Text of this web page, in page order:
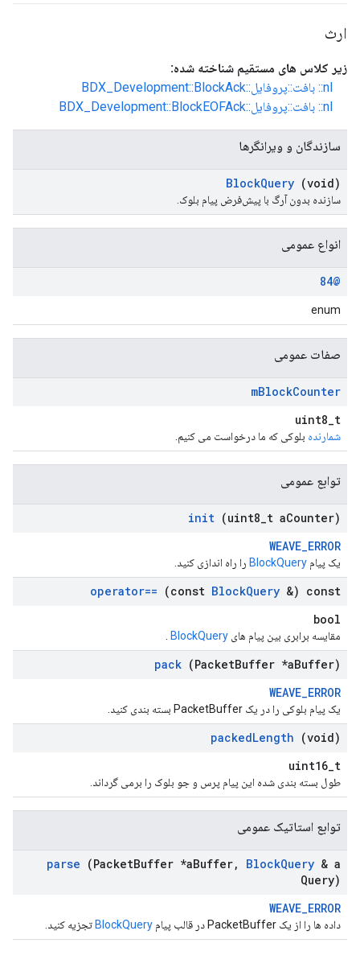
ارث
زیر کلاس های مستقیم شناخته شده:
nl:: بافت::پروفایل::BDX_Development::BlockAck
nl:: بافت::پروفایل::BDX_Development::BlockEOFAck
سازندگان و ویرانگرها
BlockQuery (void)
سازنده بدون آرگ با پیش‌فرض پیام بلوک.
انواع عمومی
@84
enum
صفات عمومی
mBlockCounter
uint8_t
شمارنده بلوکی که ما درخواست می کنیم.
توابع عمومی
init (uint8 t aCounter)
WEAVE_ERROR
یک پیام BlockQuery را راه اندازی کنید.
operator== (const BlockQuery &) const
bool
مقایسه برابری بین پیام های BlockQuery
pack (PacketBuffer *aBuffer)
WEAVE_ERROR
یک پیام بلوکی را در یک PacketBuffer بسته بندی کنید.
packedLength (void)
uint16_t
طول بسته بندی شده این پیام پرس و جو بلوک را برمی گرداند.
توابع استاتیک عمومی
parse (PacketBuffer *aBuffer, BlockQuery & a
Query)
WEAVE_ERROR
داده ها را از یک PacketBuffer در قالب پیام BlockQuery تجزیه کنید.